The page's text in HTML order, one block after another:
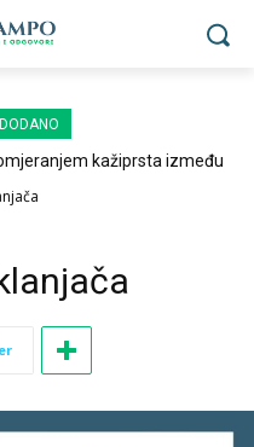
kažiprsta između